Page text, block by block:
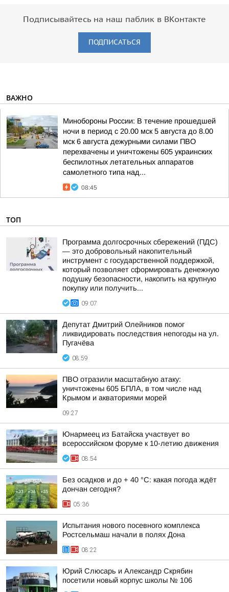
Подписывайтесь на наш паблик в ВКонтакте
ПОДПИСАТЬСЯ
ВАЖНО
Минобороны России: В течение прошедшей
ночи в период с 20.00 мск 5 августа до 8.00
мск 6 августа дежурными силами ПВО
перехвачены и уничтожены 605 украинских
беспилотных летательных аппаратов
самолетного типа над...
08:45
ТОП
Программа долгосрочных сбережений (ПДС)
— это добровольный накопительный
инструмент с государственной поддержкой,
который позволяет сформировать денежную
подушку безопасности, накопить на крупную
покупку или получить...
09:07
Депутат Дмитрий Олейников помог
ликвидировать последствия непогоды на ул.
Пугачёва
08:59
ПВО отразили масштабную атаку:
уничтожены 605 БПЛА, в том числе над
Крымом и акваториями морей
09:27
Юнармеец из Батайска участвует во
всероссийском форуме к 10-летию движения
08:54
Без осадков и до + 40 °С: какая погода ждёт
дончан сегодня?
05:36
Испытания нового посевного комплекса
Ростсельмаш начали в полях Дона
08:22
Юрий Слюсарь и Александр Скрябин
посетили новый корпус школы № 106